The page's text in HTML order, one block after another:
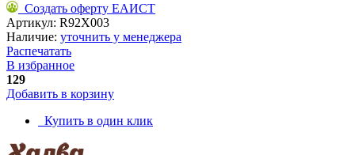
Создать оферту ЕАИСТ
Артикул: R92X003
Наличие: уточнить у менеджера
Распечатать
В избранное
129
Добавить в корзину
Купить в один клик